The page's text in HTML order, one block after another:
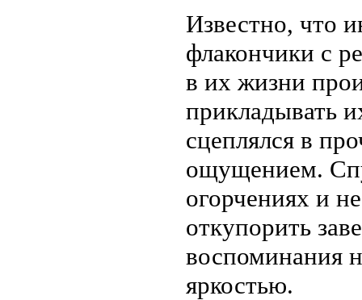
Известно, что
флакончики с
в их жизни
прикладывать
сцеплялся в
ощущением.
огорчениях и
откупорить
воспоминания
яркостью.